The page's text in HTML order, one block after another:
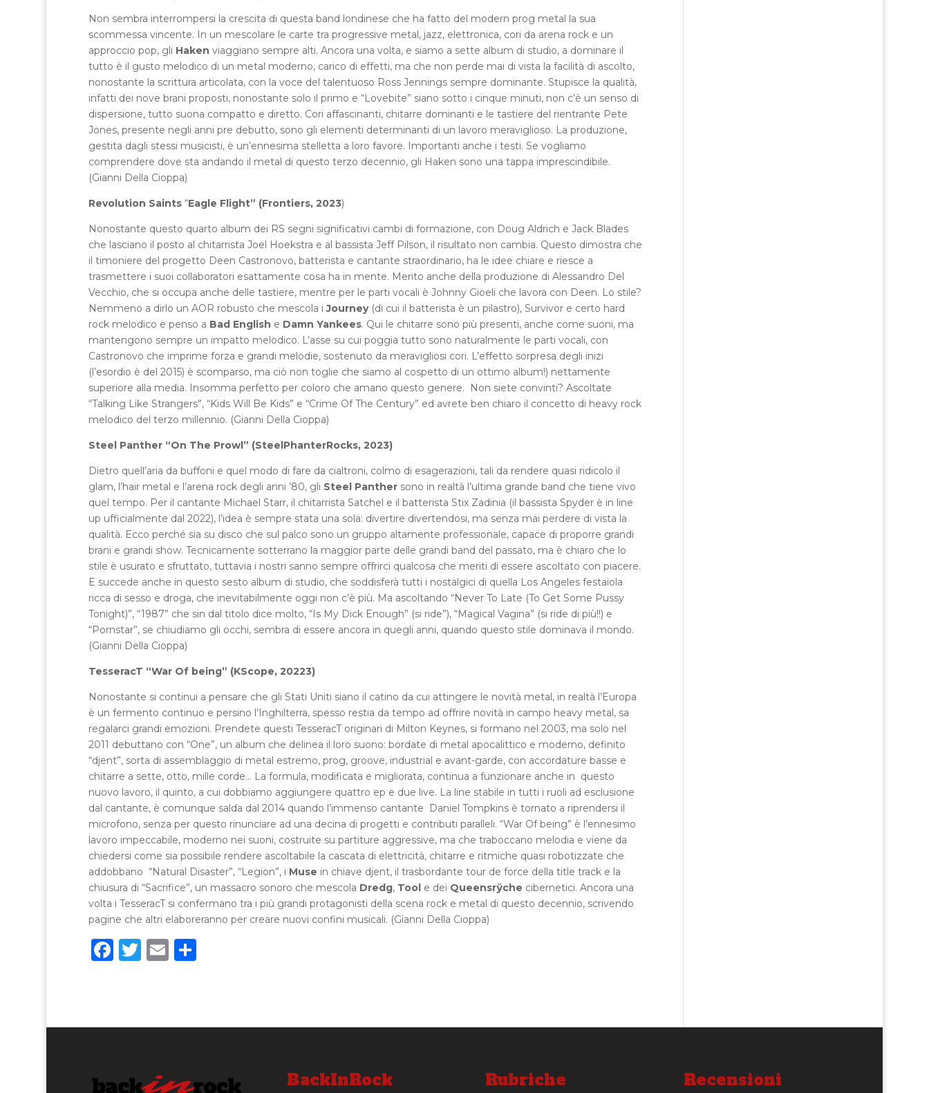
Non sembra interrompersi la crescita di questa band londinese che ha fatto del modern prog metal la sua
scommessa vincente. In un mescolare le carte tra progressive metal, jazz, elettronica, cori da arena rock e un
approccio pop, gli Haken viaggiano sempre alti. Ancora una volta, e siamo a sette album di studio, a dominare il
tutto è il gusto melodico di un metal moderno, carico di effetti, ma che non perde mai di vista la facilità di ascolto,
nonostante la scrittura articolata, con la voce del talentuoso Ross Jennings sempre dominante. Stupisce la qualità,
infatti dei nove brani proposti, nonostante solo il primo e “Lovebite” siano sotto i cinque minuti, non c’è un senso di
dispersione, tutto suona compatto e diretto. Cori affascinanti, chitarre dominanti e le tastiere del rientrante Pete
Jones, presente negli anni pre debutto, sono gli elementi determinanti di un lavoro meraviglioso. La produzione,
gestita dagli stessi musicisti, è un’ennesima stelletta a loro favore. Importanti anche i testi. Se vogliamo
comprendere dove sta andando il metal di questo terzo decennio, gli Haken sono una tappa imprescindibile.
(Gianni Della Cioppa)
Revolution Saints“Eagle Flight” (Frontiers, 2023)
Nonostante questo quarto album dei RS segni significativi cambi di formazione, con Doug Aldrich e Jack Blades
che lasciano il posto al chitarrista Joel Hoekstra e al bassista Jeff Pilson, il risultato non cambia. Questo dimostra che
il timoniere del progetto Deen Castronovo, batterista e cantante straordinario, ha le idee chiare e riesce a
trasmettere i suoi collaboratori esattamente cosa ha in mente. Merito anche della produzione di Alessandro Del
Vecchio, che si occupa anche delle tastiere, mentre per le parti vocali è Johnny Gioeli che lavora con Deen. Lo stile?
Nemmeno a dirlo un AOR robusto che mescola iJourney (di cui il batterista è un pilastro), Survivor e certo hard
rock melodico e penso a Bad English e Damn Yankees. Qui le chitarre sono più presenti, anche come suoni, ma
mantengono sempre un impatto melodico. L’asse su cui poggia tutto sono naturalmente le parti vocali, con
Castronovo che imprime forza e grandi melodie, sostenuto da meravigliosi cori. L’effetto sorpresa degli inizi
(l’esordio è del 2015) è scomparso, ma ciò non toglie che siamo al cospetto di un ottimo album!) nettamente
superiore alla media. Insomma perfetto per coloro che amano questo genere. Non siete convinti? Ascoltate
“Talking Like Strangers”, “Kids Will Be Kids” e “Crime Of The Century” ed avrete ben chiaro il concetto di heavy rock
melodico del terzo millennio. (Gianni Della Cioppa)
Steel Panther “On The Prowl” (SteelPhanterRocks, 2023)
Dietro quell’aria da buffoni e quel modo di fare da cialtroni, colmo di esagerazioni, tali da rendere quasi ridicolo il
glam, l’hair metal e l’arena rock degli anni ’80, gli Steel Panthersono in realtà l’ultima grande band che tiene vivo
quel tempo. Per il cantante Michael Starr, il chitarrista Satchel e il batterista Stix Zadinia (il bassista Spyder è in line
up ufficialmente dal 2022), l’idea è sempre stata una sola: divertire divertendosi, ma senza mai perdere di vista la
qualità. Ecco perché sia su disco che sul palco sono un gruppo altamente professionale, capace di proporre grandi
brani e grandi show. Tecnicamente sotterrano la maggior parte delle grandi band del passato, ma è chiaro che lo
stile è usurato e sfruttato, tuttavia i nostri sanno sempre offrirci qualcosa che meriti di essere ascoltato con piacere.
E succede anche in questo sesto album di studio, che soddisferà tutti i nostalgici di quella Los Angeles festaiola
ricca di sesso e droga, che inevitabilmente oggi non c’è più. Ma ascoltando “Never To Late (To Get Some Pussy
Tonight)”, “1987” che sin dal titolo dice molto, “Is My Dick Enough” (si ride”), “Magical Vagina” (si ride di più!!) e
“Pornstar”, se chiudiamo gli occhi, sembra di essere ancora in quegli anni, quando questo stile dominava il mondo.
(Gianni Della Cioppa)
TesseracT “War Of being” (KScope, 20223)
Nonostante si continui a pensare che gli Stati Uniti siano il catino da cui attingere le novità metal, in realtà l’Europa
è un fermento continuo e persino l’Inghilterra, spesso restia da tempo ad offrire novità in campo heavy metal, sa
regalarci grandi emozioni. Prendete questi TesseracT originari di Milton Keynes, si formano nel 2003, ma solo nel
2011 debuttano con “One”, un album che delinea il loro suono: bordate di metal apocalittico e moderno, definito
“djent”, sorta di assemblaggio di metal estremo, prog, groove, industrial e avant-garde, con accordature basse e
chitarre a sette, otto, mille corde… La formula, modificata e migliorata, continua a funzionare anche in questo
nuovo lavoro, il quinto, a cui dobbiamo aggiungere quattro ep e due live. La line stabile in tutti i ruoli ad esclusione
dal cantante, è comunque salda dal 2014 quando l’immenso cantante Daniel Tompkins è tornato a riprendersi il
microfono, senza per questo rinunciare ad una decina di progetti e contributi paralleli. “War Of being” è l’ennesimo
lavoro impeccabile, moderno nei suoni, costruite su partiture aggressive, ma che traboccano melodia e viene da
chiedersi come sia possibile rendere ascoltabile la cascata di elettricità, chitarre e ritmiche quasi robotizzate che
addobbano “Natural Disaster”, “Legion”, i Muse in chiave djent, il trasbordante tour de force della title track e la
chiusura di “Sacrifice”, un massacro sonoro che mescola Dredg, Tool e dei Queensrÿche cibernetici. Ancora una
volta i TesseracT si confermano tra i più grandi protagonisti della scena rock e metal di questo decennio, scrivendo
pagine che altri elaboreranno per creare nuovi confini musicali. (Gianni Della Cioppa)
F
o
T E C
BackInRock Rubriche Recensioni